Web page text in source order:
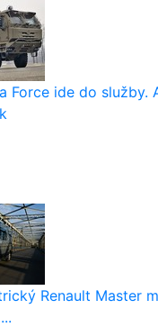
Force ide do služby.
Renault Master